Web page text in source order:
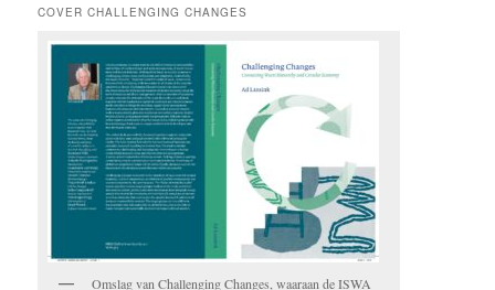
COVER CHALLENGING CHANGES
Omslag van Challenging Changes, waaraan de ISWA